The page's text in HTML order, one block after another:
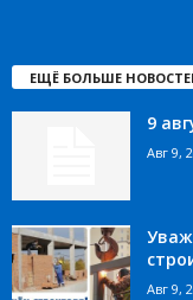
ЕЩЁ БОЛЬШЕ
9
Авг 9,
Авг 9,